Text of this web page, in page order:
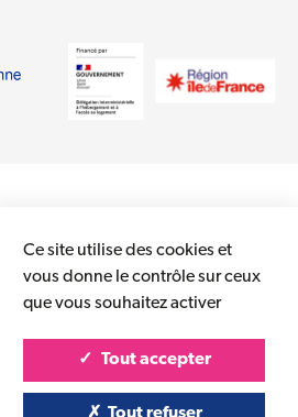
Ce site utilise des cookies et
vous donne le contrôle sur ceux
que vous souhaitez activer
Tout accepter